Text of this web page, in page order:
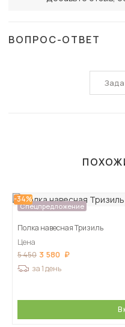
ВОПРОС-ОТВЕТ
-34%
Спецпредложение
Полка навесная Тризиль
Цена
5 450 3 580
за 1 день
В